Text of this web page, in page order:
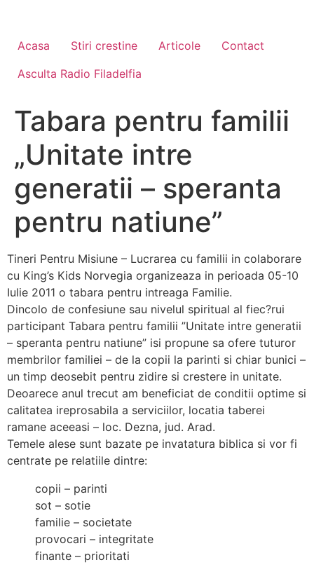
Acasa Stiri crestine Articole
Contact
Asculta Radio Filadelfia
Tabara pentru familii
„Unitate intre
generatii – speranta
pentru natiune”
Tineri Pentru Misiune – Lucrarea cu familii in colaborare
cu King’s Kids Norvegia organizeaza in perioada 05-10
Iulie 2011 o tabara pentru intreaga Familie.
Dincolo de confesiune sau nivelul spiritual al fiec?rui
participant Tabara pentru familii ”Unitate intre generatii
– speranta pentru natiune” isi propune sa ofere tuturor
membrilor familiei – de la copii la parinti si chiar bunici –
un timp deosebit pentru zidire si crestere in unitate.
Deoarece anul trecut am beneficiat de conditii optime si
calitatea ireprosabila a serviciilor, locatia taberei
ramane aceeasi – loc. Dezna, jud. Arad.
Temele alese sunt bazate pe invatatura biblica si vor fi
centrate pe relatiile dintre:
copii – parinti
sot – sotie
familie – societate
provocari – integritate
finante – prioritati